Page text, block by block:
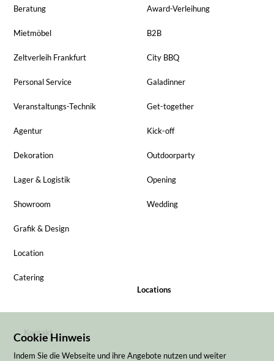
Beratung
Mietmöbel
Zeltverleih Frankfurt
Personal Service
Veranstaltungs-Technik
Agentur
Dekoration
Lager & Logistik
Showroom
Grafik & Design
Location
Catering
Award-Verleihung
B2B
City BBQ
Galadinner
Get-together
Kick-off
Outdoorparty
Opening
Wedding
Locations
Kontakt
Cookie Hinweis
Indem Sie die Webseite und ihre Angebote nutzen und weiter